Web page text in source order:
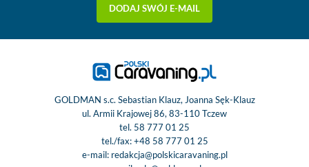
DODAJ SWÓJ E-MAIL
GOLDMAN s.c. Sebastian Klauz, Joanna Sęk-Klauz
ul. Armii Krajowej 86, 83-110 Tczew
tel. 58 777 01 25
tel./fax:+48 58 777 01 25
e-mail: redakcja@polskicaravaning.pl